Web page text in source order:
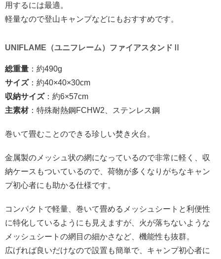
用するには最適。
軽量なので登山キャンプなどにもおすすめです。
UNIFLAME（ユニフレーム）ファイアスタンドⅡ
総重量 ：約490g
サイズ：約40×40×30cm
収納サイズ：約6×57cm
主素材：特殊耐熱鋼FCHW2、ステンレス鋼
巻いて畳むことのできる珍しい焚き火台。
金属製のメッシュ状の網になっているので非常に軽く、収
納ケースもついているので、荷物が多くなりがちなキャン
プ初心者にも助かる仕様です。
コンパクトで軽量、巻いて畳めるメッシュシートと利便性
に特化しているようにも見えますが、火が落ちないような
メッシュシートの網目の細かさなど、機能性も抜群。
広げれば良いだけなので設置も簡単で、キャンプ初心者に